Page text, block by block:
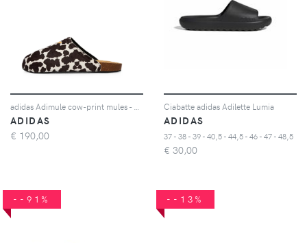
ADIDAS
€ 190,00
Ciabatte adidas Adilette Lumia
ADIDAS
37 - 38 - 39 - 40,5 - 44,5 - 46 - 47 - 48,5
€ 30,00
--91% --13%